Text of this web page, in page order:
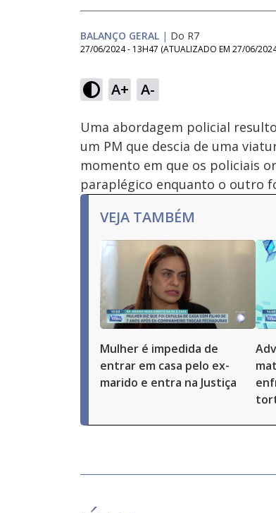
BALANÇO GERAL | Do R7
27/06/2024 - 13H47 (ATUALIZADO EM 27/06/
A+ A-
Ativar
Som
10.12%
Uma abordagem policial
um PM que descia de uma
momento em que os policiais
paraplégico enquanto o outro
VEJA TAMBÉM
Mulher é impedida de
entrar em casa pelo ex-
marido e entra na Justiça